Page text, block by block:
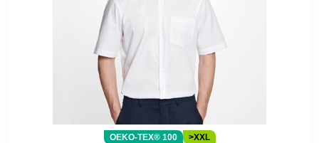
OEKO-TEX® 100 >XXL